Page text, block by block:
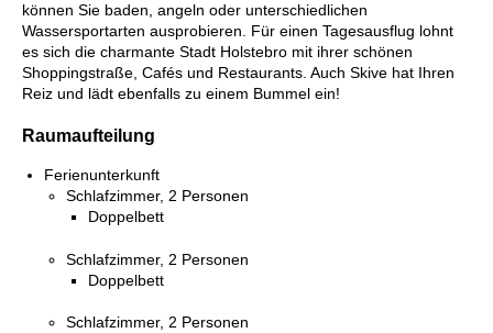
können Sie baden, angeln oder unterschiedlichen
Wassersportarten ausprobieren. Für einen Tagesausflug lohnt
es sich die charmante Stadt Holstebro mit ihrer schönen
Shoppingstraße, Cafés und Restaurants. Auch Skive hat Ihren
Reiz und lädt ebenfalls zu einem Bummel ein!
Raumaufteilung
Ferienunterkunft
Schlafzimmer, 2 Personen
Doppelbett
Schlafzimmer, 2 Personen
Doppelbett
Schlafzimmer, 2 Personen